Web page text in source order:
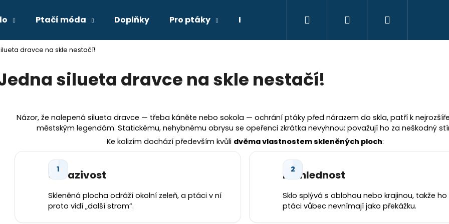
Ptačí móda Doplňky Pro ptáky Kontakt Poradce Přihlášení
dravce na skle nestačí!
silueta dravce na skle nestačí!
Názor, že nalepená silueta dravce — třeba káněte nebo sokola — ochrání ptáky před nárazem do skla, patří k
městským legendám. Statickému, nehybnému obrysu se opeřenci zkrátka nevyhnou: považují ho za neškodný
Ke kolizím dochází především kvůli dvěma vlastnostem skleněných ploch:
Odrazivost
Skleněná plocha odráží okolní zeleň, a ptáci v ní
proto vidí „další strom“.
Průhlednost
Sklo splývá s oblohou nebo krajinou, takže ho
ptáci vůbec nevnímají jako překážku.
Co potřebujete najít?
Doporučujeme